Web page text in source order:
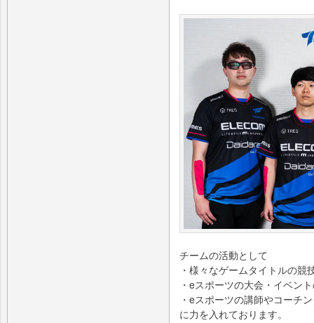
チームの活動として
・様々なゲームタイトルの競
・eスポーツの大会・イベン
・eスポーツの講師やコーチ
に力を入れております。